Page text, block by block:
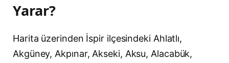
Yarar?
Harita üzerinden İspir ilçesindeki Ahlatlı,
Akgüney, Akpınar, Akseki, Aksu, Alacabük,